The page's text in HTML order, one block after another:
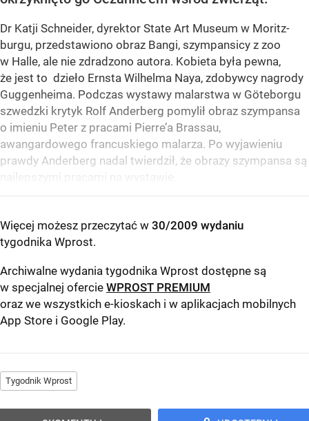
Dr Katji Schneider, dyrektor State Art Museum w Moritz-
burgu, przedstawiono obraz Bangi, szympansicy z zoo
w Halle, ale nie zdradzono autora. Kobieta była pewna,
że jest to dzieło Ernsta Wilhelma Naya, zdobywcy nagrody
Guggenheima. Podczas wystawy malarstwa w Göteborgu
szwedzki krytyk Rolf Anderberg pomylił obraz szympansa
o imieniu Peter z pracami Pierre’a Brassau,
awangardowego francuskiego malarza. Po wyjawieniu
prawdy Anderberg nadal twierdził, że obrazy szympansa są
najlepszymi pracami na wystawie.
Więcej możesz przeczytać w 30/2009 wydaniu
tygodnika Wprost.
Archiwalne wydania tygodnika Wprost dostępne są
w specjalnej ofercie WPROST PREMIUM
oraz we wszystkich e-kioskach i w aplikacjach mobilnych
App Store i Google Play.
Tygodnik Wprost